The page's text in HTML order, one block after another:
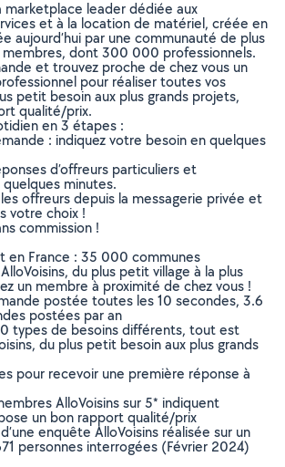
marketplace leader dédiée aux
et à la location de matériel, créée en
aujourd’hui par une communauté de plus
membres, dont 300 000 professionnels.
et trouvez proche de chez vous un
pour réaliser toutes vos
petit besoin aux plus grands projets,
qualité/prix.
en 3 étapes :
: indiquez votre besoin en quelques
d’offreurs particuliers et
minutes.
offreurs depuis la messagerie privée et
votre choix !
commission !
en France : 35 000 communes
du plus petit village à la plus
un membre à proximité de chez vous !
postée toutes les 10 secondes, 3.6
postées par an
types de besoins différents, tout est
du plus petit besoin aux plus grands
pour recevoir une première réponse à
AlloVoisins sur 5* indiquent
un bon rapport qualité/prix
enquête AlloVoisins réalisée sur un
personnes interrogées (Février 2024)